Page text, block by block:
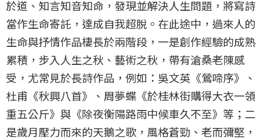
於道、知言知音知命，發現並解決人生問題，將寫詩
當作生命寄託，達成自我超脫。在此途中，過來人的
生命與抒情作品棲長於兩階段，一是創作經驗的成熟
累積，步入人生之秋、藝術之秋，帶有滄桑老陳感
受，尤常見於長詩作品，例如：吳文英《鶯啼序》、
杜甫《秋興八首》、周夢蝶《於桂林街購得大衣一領
重五公斤》與《除夜衡陽路雨中候車久不至》等；二
是歲月壓力而來的天鵝之歌，風格蒼勁、老而彌堅，